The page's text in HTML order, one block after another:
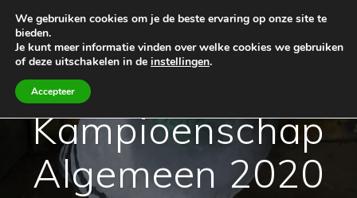
naar
inhoud
Kampioenschap
Algemeen 2020
We gebruiken cookies om je de beste ervaring op onze site te
bieden.
Je kunt meer informatie vinden over welke cookies we gebruiken
of deze uitschakelen in de instellingen.
Accepteer